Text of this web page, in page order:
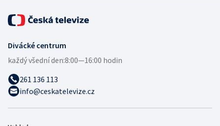
Divácké centrum
každý všední den:8:00—16:00 hodin
261 136 113
info@ceskatelevize.cz